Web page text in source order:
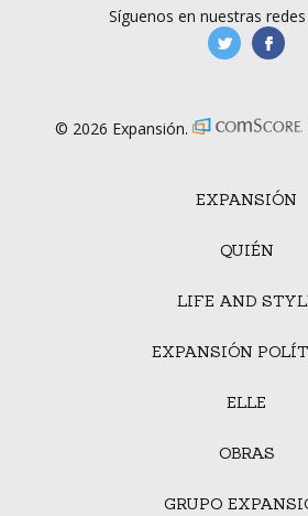
EXPANSIÓN
QUIÉN
LIFE AND
EXPANSIÓN
ELLE
OBRAS
GRUPO
Síguenos en nuestras
© 2026 Expansión.